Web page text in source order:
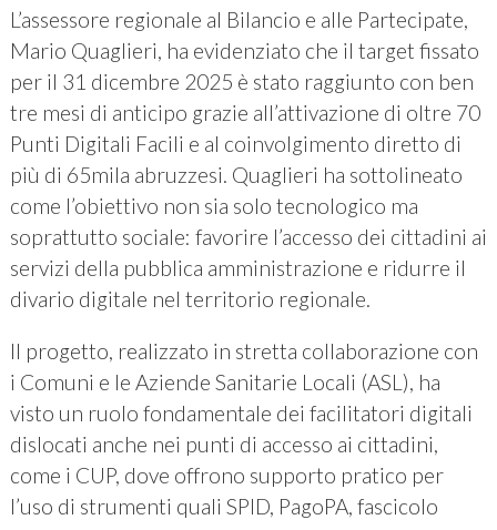
L’assessore regionale al Bilancio e alle Partecipate,
Mario Quaglieri, ha evidenziato che il target fissato
per il 31 dicembre 2025 è stato raggiunto con ben
tre mesi di anticipo grazie all’attivazione di oltre 70
Punti Digitali Facili e al coinvolgimento diretto di
più di 65mila abruzzesi. Quaglieri ha sottolineato
come l’obiettivo non sia solo tecnologico ma
soprattutto sociale: favorire l’accesso dei cittadini ai
servizi della pubblica amministrazione e ridurre il
divario digitale nel territorio regionale.
Il progetto, realizzato in stretta collaborazione con
i Comuni e le Aziende Sanitarie Locali (ASL), ha
visto un ruolo fondamentale dei facilitatori digitali
dislocati anche nei punti di accesso ai cittadini,
come i CUP, dove offrono supporto pratico per
l’uso di strumenti quali SPID, PagoPA, fascicolo